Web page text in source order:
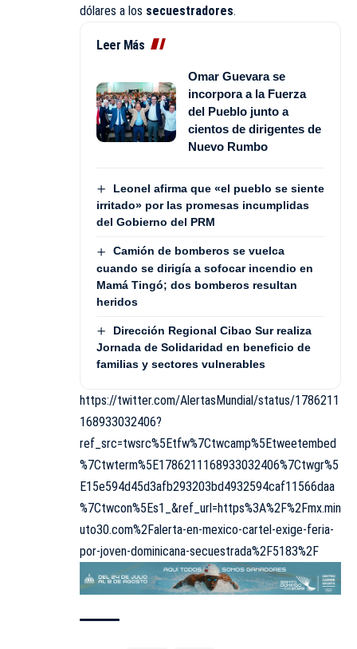
dólares a los secuestradores.
Leer Más
Omar Guevara se
incorpora a la Fuerza
del Pueblo junto a
cientos de dirigentes de
Nuevo Rumbo
Leonel afirma que «el pueblo se siente
irritado» por las promesas incumplidas
del Gobierno del PRM
Camión de bomberos se vuelca
cuando se dirigía a sofocar incendio en
Mamá Tingó; dos bomberos resultan
heridos
Dirección Regional Cibao Sur realiza
Jornada de Solidaridad en beneficio de
familias y sectores vulnerables
https://twitter.com/AlertasMundial/status/1786211
168933032406?
ref_src=twsrc%5Etfw%7Ctwcamp%5Etweetembed
%7Ctwterm%5E1786211168933032406%7Ctwgr%5
E15e594d45d3afb293203bd4932594caf11566daa
%7Ctwcon%5Es1_&ref_url=https%3A%2F%2Fmx.min
uto30.com%2Falerta-en-mexico-cartel-exige-feria-
por-joven-dominicana-secuestrada%2F5183%2F